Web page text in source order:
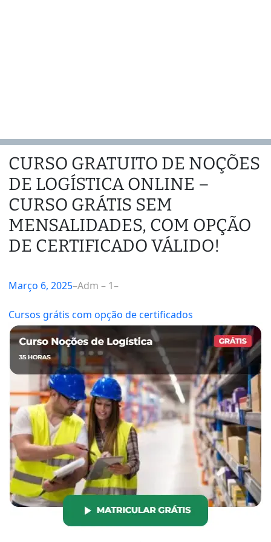
CURSO GRATUITO DE NOÇÕES
DE LOGÍSTICA ONLINE –
CURSO GRÁTIS SEM
MENSALIDADES, COM OPÇÃO
DE CERTIFICADO VÁLIDO!
Março 6, 2025–Adm – 1–
Cursos grátis com opção de certificados